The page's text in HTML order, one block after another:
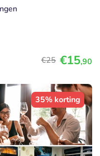
€25 €15,90
35% korting